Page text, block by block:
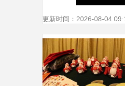
更新时间：2026-08-04